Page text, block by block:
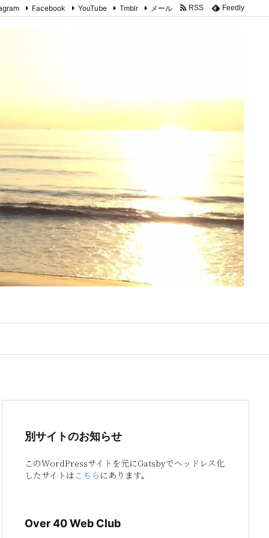
Facebook YouTube Tmblr メール RSS Feedly
別サイトのお知らせ
このWordPressサイトを元にGatsbyでヘッドレス化
したサイトは こちら にあります。
Over 40 Web Club